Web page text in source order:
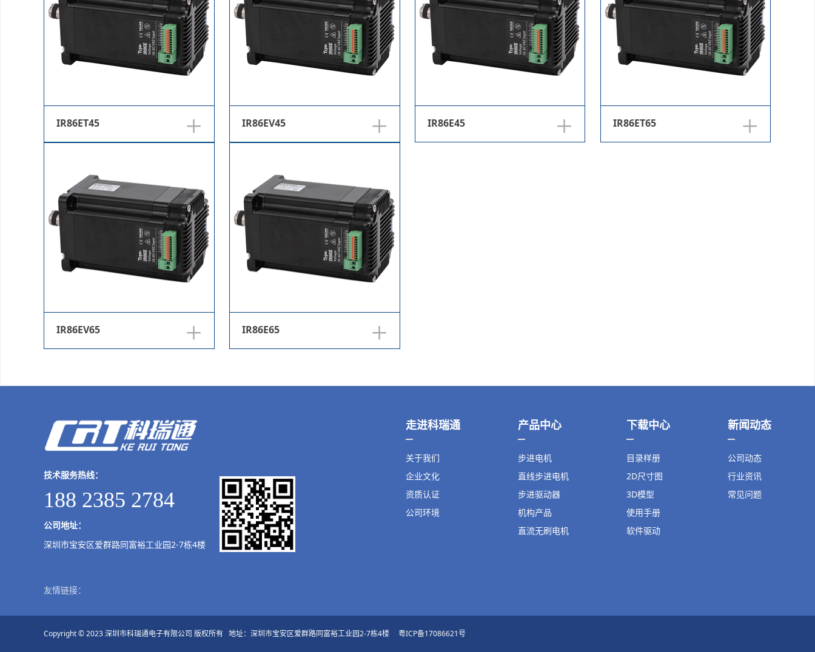
+
IR86ET45 +
IR86EV45 +
IR86E45 +
IR86ET65
+
IR86EV65 +
IR86E65
走进科瑞通
关于我们
企业文化
资质认证
公司环境
产品中心
步进电机
直线步进电机
步进驱动器
机构产品
直流无刷电机
下载中心
目录样册
2D尺寸图
3D模型
使用手册
软件驱动
新闻动态
公司动态
行业资讯
常见问题
技术服务热线：
188 2385 2784
公司地址：
深圳市宝安区爱群路同富裕工业园2-7栋4楼
友情链接：
Copyright © 2023 深圳市科瑞通电子有限公司 版权所有 地址：深圳市宝安区爱群路同富裕工业园2-7栋4楼 粤ICP备17086621号